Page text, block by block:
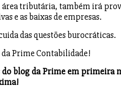
tributária, também irá
e as baixas de empresas.
das questões burocráticas.
Prime Contabilidade!
do blog da Prime em primeira